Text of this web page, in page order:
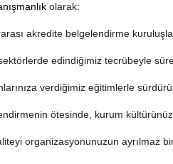
olarak:
akredite belgelendirme
edindiğimiz tecrübeyle
verdiğimiz eğitimlerle
ötesinde, kurum
organizasyonunuzun ayrılmaz